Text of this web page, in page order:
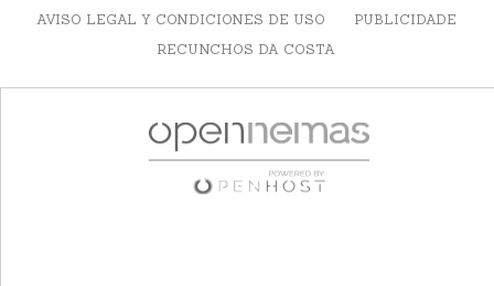
AVISO LEGAL Y CONDICIONES DE USO
PUBLICIDADE
RECUNCHOS DA COSTA